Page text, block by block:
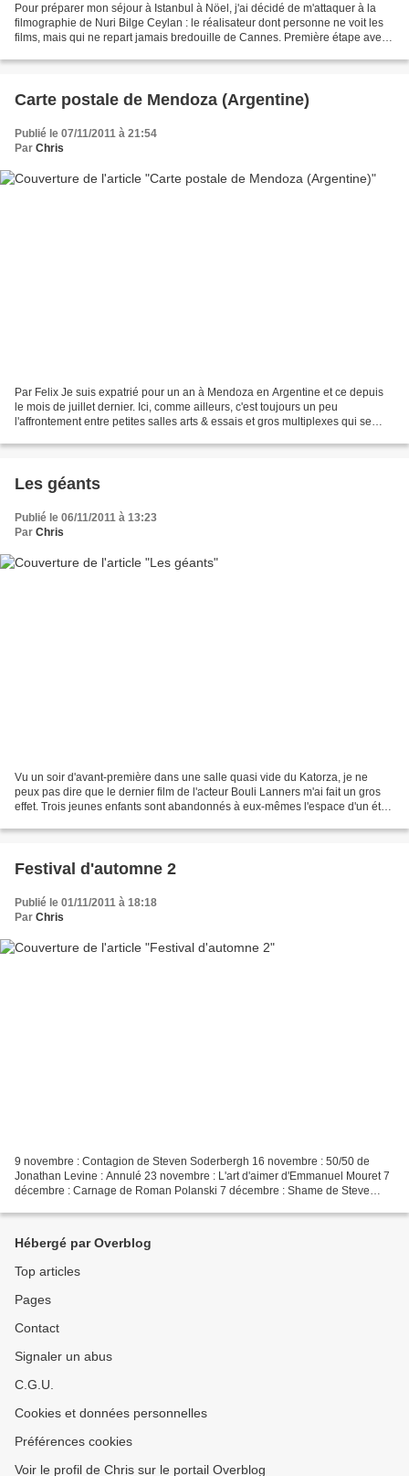
Pour préparer mon séjour à Istanbul à Nöel, j'ai décidé de m'attaquer à la
filmographie de Nuri Bilge Ceylan : le réalisateur dont personne ne voit les
films, mais qui ne repart jamais bredouille de Cannes. Première étape avec
Carte postale de Mendoza (Argentine)
Publié le 07/11/2011 à 21:54
Par Chris
Par Felix Je suis expatrié pour un an à Mendoza en Argentine et ce depuis
le mois de juillet dernier. Ici, comme ailleurs, c'est toujours un peu
l'affrontement entre petites salles arts & essais et gros multiplexes qui se
Les géants
Publié le 06/11/2011 à 13:23
Par Chris
Vu un soir d'avant-première dans une salle quasi vide du Katorza, je ne
peux pas dire que le dernier film de l'acteur Bouli Lanners m'ai fait un gros
effet. Trois jeunes enfants sont abandonnés à eux-mêmes l'espace d'un été
Festival d'automne 2
Publié le 01/11/2011 à 18:18
Par Chris
9 novembre : Contagion de Steven Soderbergh 16 novembre : 50/50 de
Jonathan Levine : Annulé 23 novembre : L'art d'aimer d'Emmanuel Mouret 7
décembre : Carnage de Roman Polanski 7 décembre : Shame de Steve
Hébergé par Overblog
Top articles
Pages
Contact
Signaler un abus
C.G.U.
Cookies et données personnelles
Préférences cookies
Voir le profil de Chris sur le portail Overblog